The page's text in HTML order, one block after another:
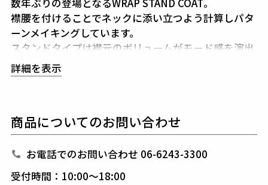
数年ぶりの登場となるWRAP STAND COAT。
襟腰を付けることでネックに添い立つよう計算しパタ
ーンメイキングしています。
スタンドタイプは襟元のボリュームがモード感を演出
します。
クラシックな仕立てに見られるセンターベント始末と
付属も抜かりなく、ZIPPERはイタリア・ラッカーニ
社の最高級ラインであるSUPER RACCAGNIを採用。
詳細を表示
商品についてのお問い合わせ
お電話でのお問い合わせ 06-6243-3300
受付時間：10:00～18:00